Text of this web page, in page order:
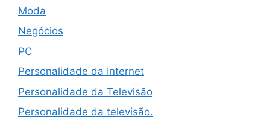
Moda
Negócios
PC
Personalidade da Internet
Personalidade da Televisão
Personalidade da televisão.